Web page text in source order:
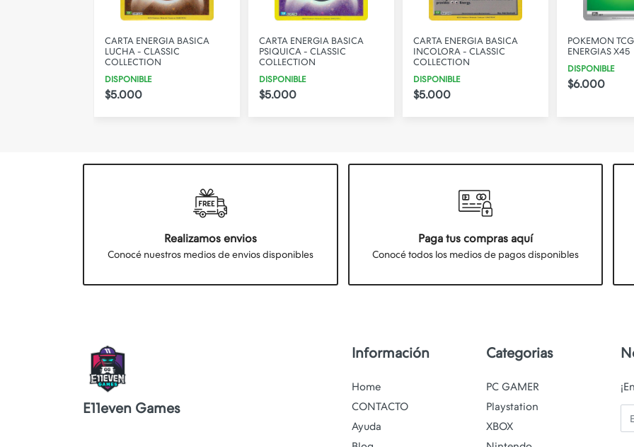
CARTA ENERGIA BASICA
LUCHA - CLASSIC
COLLECTION
DISPONIBLE
$5.000
CARTA ENERGIA BASICA
PSIQUICA - CLASSIC
COLLECTION
DISPONIBLE
$5.000
CARTA ENERGIA BASICA
INCOLORA - CLASSIC
COLLECTION
DISPONIBLE
$5.000
POKEMON
ENERGIAS X45
DISPONIBLE
$6.000
Realizamos envios
Conocé nuestros medios de envios disponibles
Paga tus compras aquí
Conocé todos los medios de pagos disponibles
E11even Games
Información
Home
CONTACTO
Ayuda
Categorias
PC GAMER
Playstation
XBOX